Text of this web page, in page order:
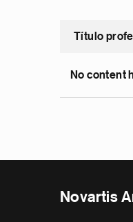
Título
No content
Novartis